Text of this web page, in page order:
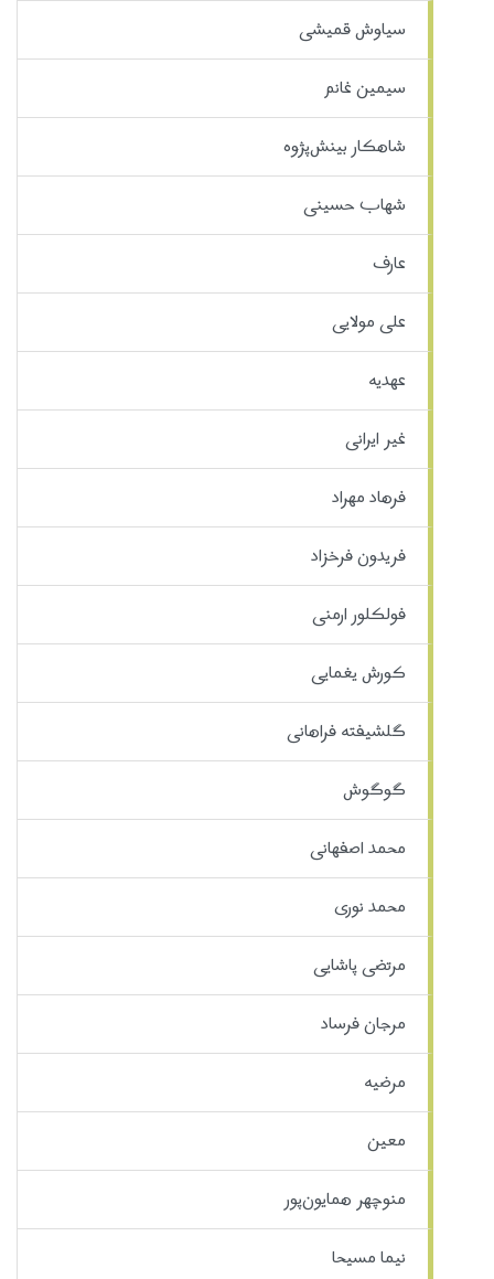
سیاوش قمیشی
سیمین غانم
شاهکار بینش‌پژوه
شهاب حسینی
عارف
علی مولایی
عهدیه
غیر ایرانی
فرهاد مهراد
فریدون فرخزاد
فولکلور ارمنی
کورش یغمایی
گلشیفته فراهانی
گوگوش
محمد اصفهانی
محمد نوری
مرتضی پاشایی
مرجان فرساد
مرضیه
معین
منوچهر همایون‌پور
نیما مسیحا